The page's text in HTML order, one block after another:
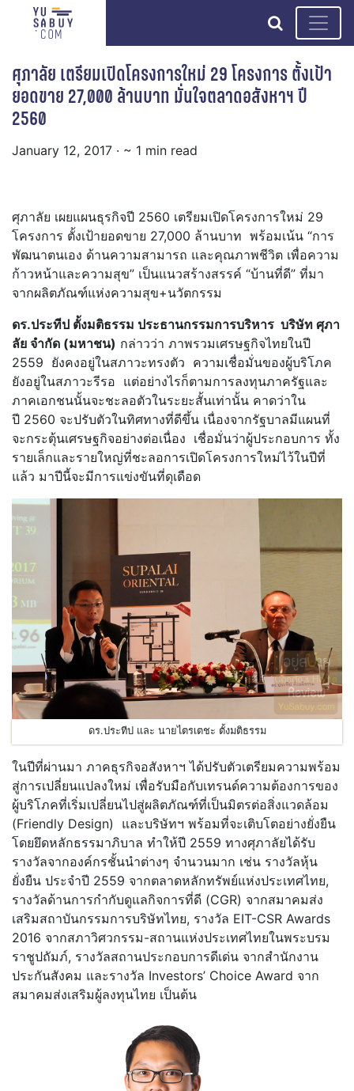
search
ศุภาลัย เตรียมเปิดโครงการใหม่ 29 โครงการ ตั้งเป้า
ยอดขาย 27,000 ล้านบาท มั่นใจตลาดอสังหาฯ ปี
2560
January 12, 2017 · ~ 1 min read
ศุภาลัย เผยแผนธุรกิจปี 2560 เตรียมเปิดโครงการใหม่ 29
โครงการ ตั้งเป้ายอดขาย 27,000 ล้านบาท พร้อมเน้น “การ
พัฒนาตนเอง ด้านความสามารถ และคุณภาพชีวิต เพื่อความ
ก้าวหน้าและความสุข” เป็นแนวสร้างสรรค์ “บ้านที่ดี” ที่มา
จากผลิตภัณฑ์แห่งความสุข+นวัตกรรม
ดร.ประทีป ตั้งมติธรรม ประธานกรรมการบริหาร บริษัท ศุภา
ลัย จำกัด (มหาชน) กล่าวว่า ภาพรวมเศรษฐกิจไทยในปี
2559 ยังคงอยู่ในสภาวะทรงตัว ความเชื่อมั่นของผู้บริโภค
ยังอยู่ในสภาวะรีรอ แต่อย่างไรก็ตามการลงทุนภาครัฐและ
ภาคเอกชนนั้นจะชะลอตัวในระยะสั้นเท่านั้น คาดว่าใน
ปี 2560 จะปรับตัวในทิศทางที่ดีขึ้น เนื่องจากรัฐบาลมีแผนที่
จะกระตุ้นเศรษฐกิจอย่างต่อเนื่อง เชื่อมั่นว่าผู้ประกอบการ ทั้ง
รายเล็กและรายใหญ่ที่ชะลอการเปิดโครงการใหม่ไว้ในปีที่
แล้ว มาปีนี้จะมีการแข่งขันที่ดุเดือด
ดร.ประทีป และ นายไตรเตชะ ตั้งมติธรรม
ในปีที่ผ่านมา ภาคธุรกิจอสังหาฯ ได้ปรับตัวเตรียมความพร้อม
สู่การเปลี่ยนแปลงใหม่ เพื่อรับมือกับเทรนด์ความต้องการของ
ผู้บริโภคที่เริ่มเปลี่ยนไปสู่ผลิตภัณฑ์ที่เป็นมิตรต่อสิ่งแวดล้อม
(Friendly Design) และบริษัทฯ พร้อมที่จะเติบโตอย่างยั่งยืน
โดยยึดหลักธรรมาภิบาล ทำให้ปี 2559 ทางศุภาลัยได้รับ
รางวัลจากองค์กรชั้นนำต่างๆ จำนวนมาก เช่น รางวัลหุ้น
ยั่งยืน ประจำปี 2559 จากตลาดหลักทรัพย์แห่งประเทศไทย,
รางวัลด้านการกำกับดูแลกิจการที่ดี (CGR) จากสมาคมส่ง
เสริมสถาบันกรรมการบริษัทไทย, รางวัล EIT-CSR Awards
2016 จากสภาวิศวกรรม-สถานแห่งประเทศไทยในพระบรม
ราชูปถัมภ์, รางวัลสถานประกอบการดีเด่น จากสำนักงาน
ประกันสังคม และรางวัล Investors’ Choice Award จาก
สมาคมส่งเสริมผู้ลงทุนไทย เป็นต้น